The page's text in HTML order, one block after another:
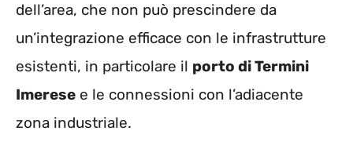
dell’area, che non può prescindere da
un’integrazione efficace con le infrastrutture
esistenti, in particolare il porto di Termini
Imerese e le connessioni con l’adiacente
zona industriale.